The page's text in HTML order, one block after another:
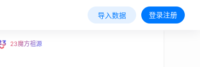
导入数据 登录注册
23魔方祖源